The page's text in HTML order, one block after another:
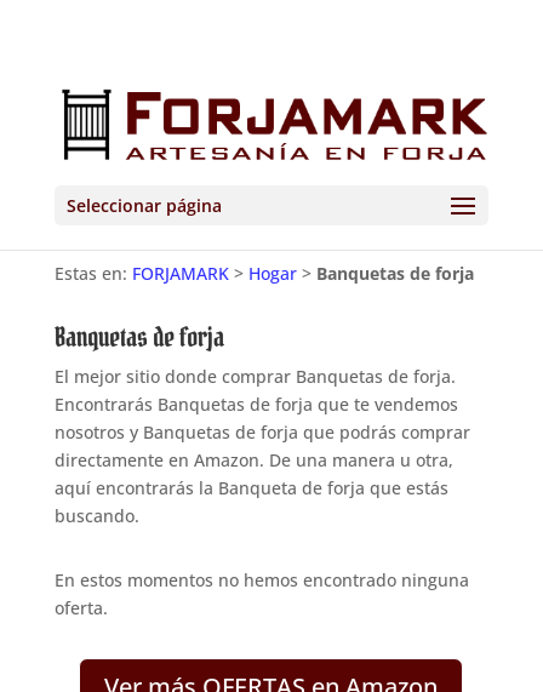
Seleccionar página
Estas en: FORJAMARK> Hogar> Banquetas de forja
Banquetas de forja
El mejor sitio donde comprar Banquetas de forja.
Encontrarás Banquetas de forja que te vendemos
nosotros y Banquetas de forja que podrás comprar
directamente en Amazon. De una manera u otra,
aquí encontrarás la Banqueta de forja que estás
buscando.
En estos momentos no hemos encontrado ninguna
oferta.